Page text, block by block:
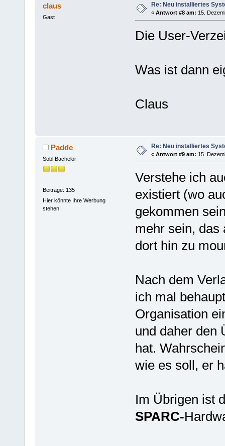
claus
Gast
Re: Neu installiertes
« Antwort #8 am: 15.
Die User-
Was ist dann
Claus
Padde
Sobl Bachelor
Beiträge: 135
Hier könnte Ihre Werbung
stehen!
Re: Neu installiertes
« Antwort #9 am: 15.
Verstehe ich
existiert (wo
gekommen
mehr sein, das
dort hin zu
Nach dem
ich mal
Organisation
und daher den
hat.
wie es soll, er
Im Übrigen ist
SPARC-